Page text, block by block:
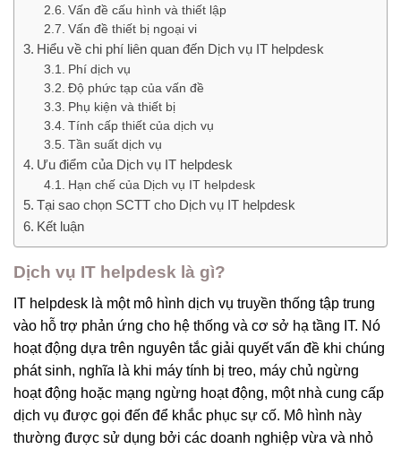
Vấn đề cấu hình và thiết lập
Vấn đề thiết bị ngoại vi
Hiểu về chi phí liên quan đến Dịch vụ IT helpdesk
Phí dịch vụ
Độ phức tạp của vấn đề
Phụ kiện và thiết bị
Tính cấp thiết của dịch vụ
Tần suất dịch vụ
Ưu điểm của Dịch vụ IT helpdesk
Hạn chế của Dịch vụ IT helpdesk
Tại sao chọn SCTT cho Dịch vụ IT helpdesk
Kết luận
Dịch vụ IT helpdesk là gì?
IT helpdesk là một mô hình dịch vụ truyền thống tập trung
vào hỗ trợ phản ứng cho hệ thống và cơ sở hạ tầng IT. Nó
hoạt động dựa trên nguyên tắc giải quyết vấn đề khi chúng
phát sinh, nghĩa là khi máy tính bị treo, máy chủ ngừng
hoạt động hoặc mạng ngừng hoạt động, một nhà cung cấp
dịch vụ được gọi đến để khắc phục sự cố. Mô hình này
thường được sử dụng bởi các doanh nghiệp vừa và nhỏ